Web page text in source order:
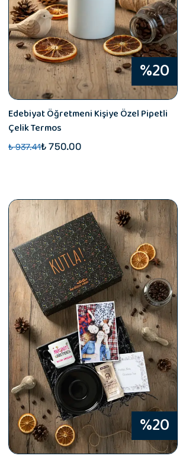
%20
Edebiyat Öğretmeni Kişiye Özel Pipetli
Çelik Termos
₺ 937.41₺ 750.00
%20